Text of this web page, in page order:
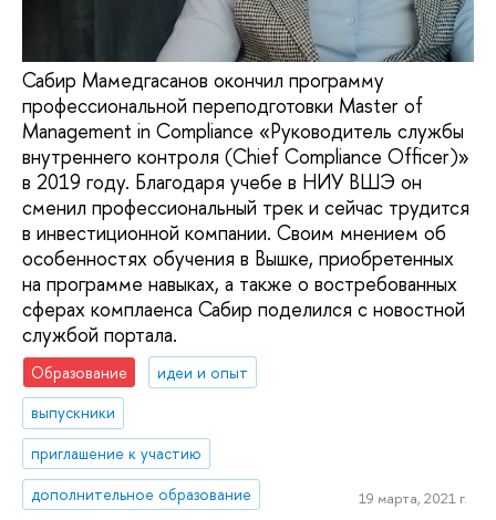
Сабир Мамедгасанов окончил программу
профессиональной переподготовки Master of
Management in Compliance «Руководитель службы
внутреннего контроля (Chief Compliance Officer)»
в 2019 году. Благодаря учебе в НИУ ВШЭ он
сменил профессиональный трек и сейчас трудится
в инвестиционной компании. Своим мнением об
особенностях обучения в Вышке, приобретенных
на программе навыках, а также о востребованных
сферах комплаенса Сабир поделился с новостной
службой портала.
Образование
идеи и опыт
выпускники
приглашение к участию
дополнительное образование
19 марта, 2021 г.